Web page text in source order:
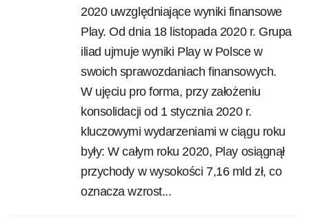
2020 uwzględniające wyniki finansowe
Play. Od dnia 18 listopada 2020 r. Grupa
iliad ujmuje wyniki Play w Polsce w
swoich sprawozdaniach finansowych.
W ujęciu pro forma, przy założeniu
konsolidacji od 1 stycznia 2020 r.
kluczowymi wydarzeniami w ciągu roku
były: W całym roku 2020, Play osiągnął
przychody w wysokości 7,16 mld zł, co
oznacza wzrost...